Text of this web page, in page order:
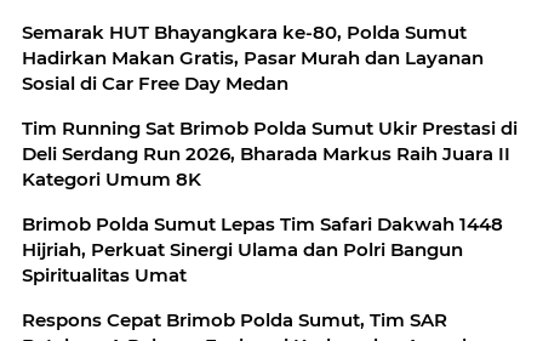
Semarak HUT Bhayangkara ke-80, Polda Sumut
Hadirkan Makan Gratis, Pasar Murah dan Layanan
Sosial di Car Free Day Medan
Tim Running Sat Brimob Polda Sumut Ukir Prestasi di
Deli Serdang Run 2026, Bharada Markus Raih Juara II
Kategori Umum 8K
Brimob Polda Sumut Lepas Tim Safari Dakwah 1448
Hijriah, Perkuat Sinergi Ulama dan Polri Bangun
Spiritualitas Umat
Respons Cepat Brimob Polda Sumut, Tim SAR